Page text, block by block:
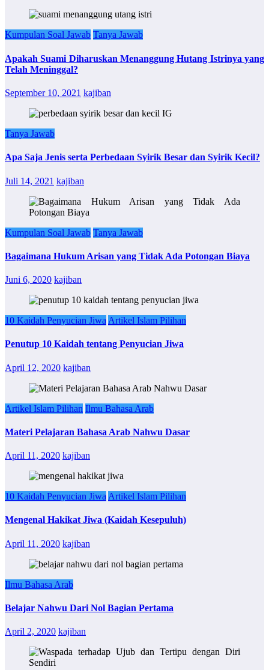
Kumpulan Soal Jawab Tanya Jawab
Apakah Suami Diharuskan Menanggung Hutang Istrinya yang
Telah Meninggal?
September 10, 2021 kajiban
Tanya Jawab
Apa Saja Jenis serta Perbedaan Syirik Besar dan Syirik Kecil?
Juli 14, 2021 kajiban
Kumpulan Soal Jawab Tanya Jawab
Bagaimana Hukum Arisan yang Tidak Ada Potongan Biaya
Juni 6, 2020 kajiban
10 Kaidah Penyucian Jiwa Artikel Islam Pilihan
Penutup 10 Kaidah tentang Penyucian Jiwa
April 12, 2020 kajiban
Artikel Islam Pilihan Ilmu Bahasa Arab
Materi Pelajaran Bahasa Arab Nahwu Dasar
April 11, 2020 kajiban
10 Kaidah Penyucian Jiwa Artikel Islam Pilihan
Mengenal Hakikat Jiwa (Kaidah Kesepuluh)
April 11, 2020 kajiban
Ilmu Bahasa Arab
Belajar Nahwu Dari Nol Bagian Pertama
April 2, 2020 kajiban